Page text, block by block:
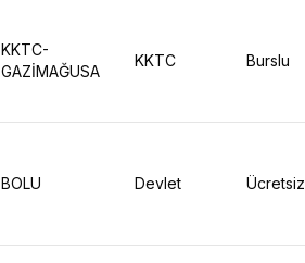
KKTC-
GAZİMAĞUSA
KKTC Burslu
BOLU Devlet Ücretsiz